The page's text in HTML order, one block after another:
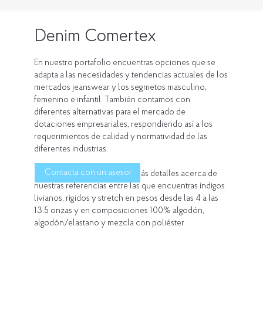
Denim Comertex
En nuestro portafolio encuentras opciones que se
adapta a las necesidades y tendencias actuales de los
mercados jeanswear y los segmetos masculino,
femenino e infantil. También contamos con
diferentes alternativas para el mercado de
dotaciones empresariales, respondiendo así a los
requerimientos de calidad y normatividad de las
diferentes industrias.
Contáctanos para conocer más detalles acerca de
nuestras referencias entre las que encuentras índigos
livianos, rígidos y stretch en pesos desde las 4 a las
13.5 onzas y en composiciones 100% algodón,
algodón/elastano y mezcla con poliéster.
Contacta con un asesor